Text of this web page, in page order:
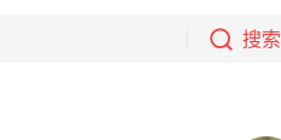
搜索